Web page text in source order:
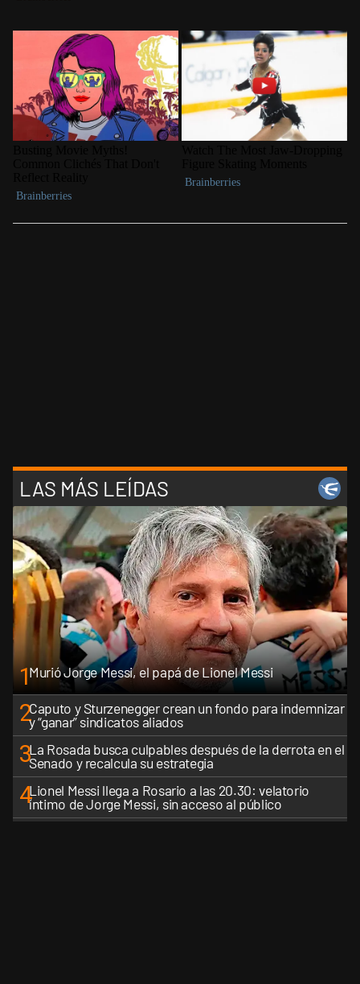
LAS MÁS LEÍDAS
1Murió Jorge Messi, el papá de Lionel Messi
2Caputo y Sturzenegger crean un fondo para indemnizar
y “ganar” sindicatos aliados
3La Rosada busca culpables después de la derrota en el
Senado y recalcula su estrategia
4Lionel Messi llega a Rosario a las 20.30: velatorio
íntimo de Jorge Messi, sin acceso al público